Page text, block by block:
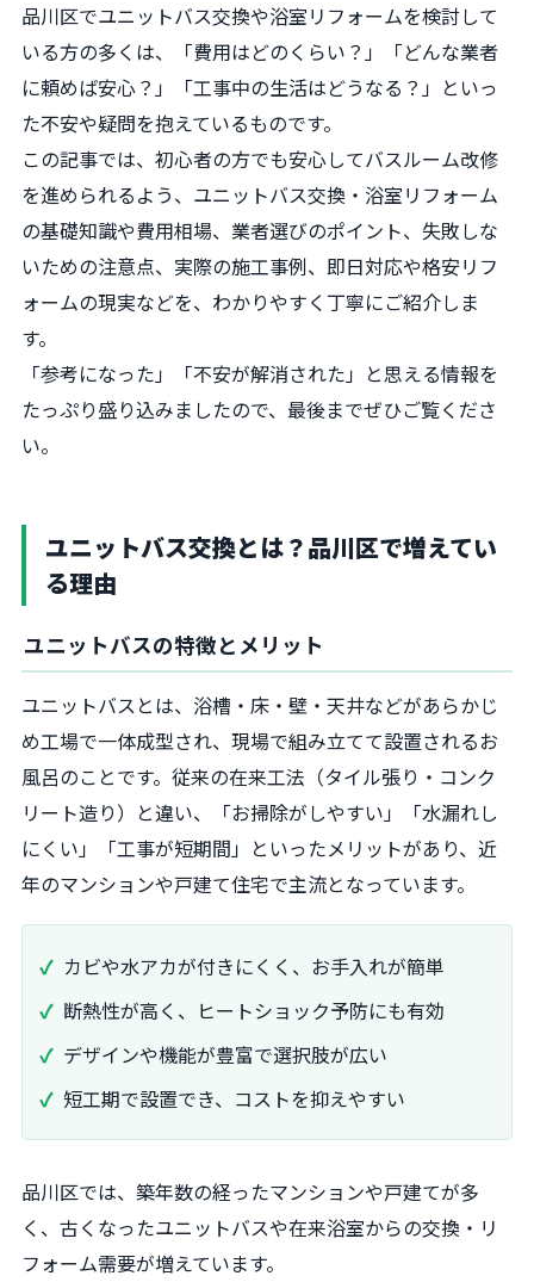
品川区でユニットバス交換や浴室リフォームを検討して
いる方の多くは、「費用はどのくらい？」「どんな業者
に頼めば安心？」「工事中の生活はどうなる？」といっ
た不安や疑問を抱えているものです。
この記事では、初心者の方でも安心してバスルーム改修
を進められるよう、ユニットバス交換・浴室リフォーム
の基礎知識や費用相場、業者選びのポイント、失敗しな
いための注意点、実際の施工事例、即日対応や格安リフ
ォームの現実などを、わかりやすく丁寧にご紹介しま
す。
「参考になった」「不安が解消された」と思える情報を
たっぷり盛り込みましたので、最後までぜひご覧くださ
い。
ユニットバス交換とは？品川区で増えてい
る理由
ユニットバスの特徴とメリット
ユニットバスとは、浴槽・床・壁・天井などがあらかじ
め工場で一体成型され、現場で組み立てて設置されるお
風呂のことです。従来の在来工法（タイル張り・コンク
リート造り）と違い、「お掃除がしやすい」「水漏れし
にくい」「工事が短期間」といったメリットがあり、近
年のマンションや戸建て住宅で主流となっています。
カビや水アカが付きにくく、お手入れが簡単
断熱性が高く、ヒートショック予防にも有効
デザインや機能が豊富で選択肢が広い
短工期で設置でき、コストを抑えやすい
品川区では、築年数の経ったマンションや戸建てが多
く、古くなったユニットバスや在来浴室からの交換・リ
フォーム需要が増えています。